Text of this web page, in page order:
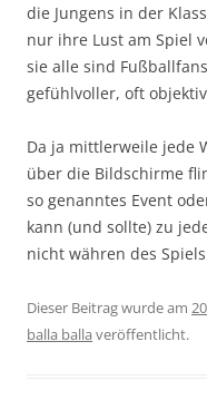
die Jungens in der
nur ihre Lust am Spiel
sie alle sind
gefühlvoller, oft
Da ja mittlerweile jede
über die Bildschirme
so genanntes Event
kann (und sollte) zu
nicht währen des
Dieser Beitrag wurde am
balla balla veröffentlicht.